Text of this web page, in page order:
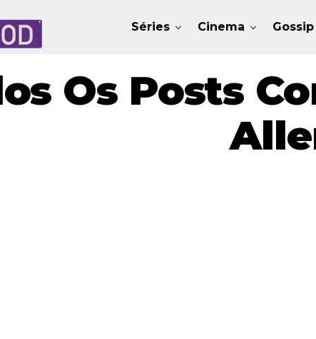
Séries Cinema Gossip
Os Posts